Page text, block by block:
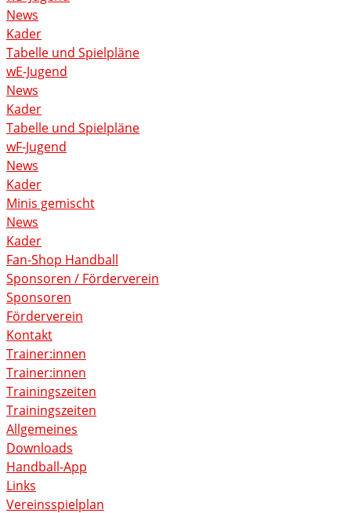
News
Kader
Tabelle und Spielpläne
wE-Jugend
News
Kader
Tabelle und Spielpläne
wF-Jugend
News
Kader
Minis gemischt
News
Kader
Fan-Shop Handball
Sponsoren / Förderverein
Sponsoren
Förderverein
Kontakt
Trainer:innen
Trainer:innen
Trainingszeiten
Trainingszeiten
Allgemeines
Downloads
Handball-App
Links
Vereinsspielplan